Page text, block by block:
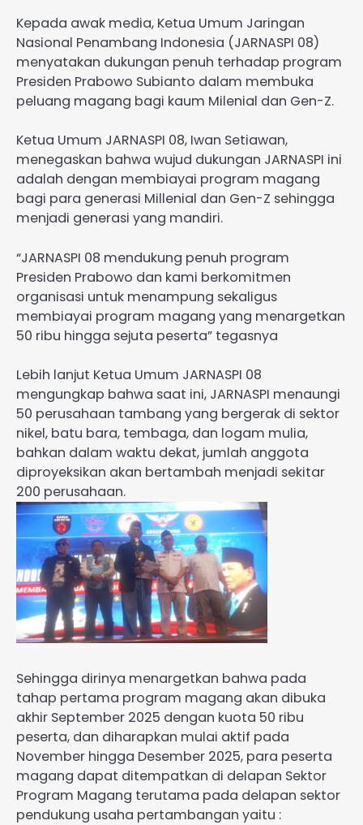
Kepada awak media, Ketua Umum Jaringan
Nasional Penambang Indonesia (JARNASPI 08)
menyatakan dukungan penuh terhadap program
Presiden Prabowo Subianto dalam membuka
peluang magang bagi kaum Milenial dan Gen-Z.
Ketua Umum JARNASPI 08, Iwan Setiawan,
menegaskan bahwa wujud dukungan JARNASPI ini
adalah dengan membiayai program magang
bagi para generasi Millenial dan Gen-Z sehingga
menjadi generasi yang mandiri.
“JARNASPI 08 mendukung penuh program
Presiden Prabowo dan kami berkomitmen
organisasi untuk menampung sekaligus
membiayai program magang yang menargetkan
50 ribu hingga sejuta peserta” tegasnya
Lebih lanjut Ketua Umum JARNASPI 08
mengungkap bahwa saat ini, JARNASPI menaungi
50 perusahaan tambang yang bergerak di sektor
nikel, batu bara, tembaga, dan logam mulia,
bahkan dalam waktu dekat, jumlah anggota
diproyeksikan akan bertambah menjadi sekitar
200 perusahaan.
Sehingga dirinya menargetkan bahwa pada
tahap pertama program magang akan dibuka
akhir September 2025 dengan kuota 50 ribu
peserta, dan diharapkan mulai aktif pada
November hingga Desember 2025, para peserta
magang dapat ditempatkan di delapan Sektor
Program Magang terutama pada delapan sektor
pendukung usaha pertambangan yaitu :